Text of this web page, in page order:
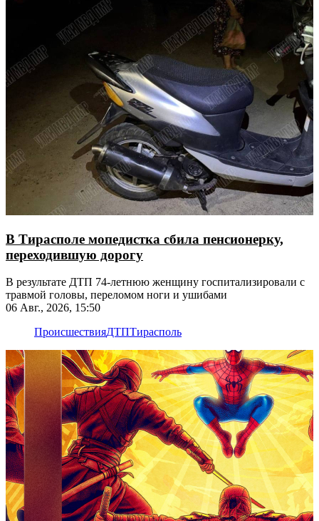
В Тирасполе мопедистка сбила пенсионерку,
переходившую дорогу
В результате ДТП 74-летнюю женщину госпитализировали с
травмой головы, переломом ноги и ушибами
06 Авг., 2026, 15:50
ПроисшествияДТПТирасполь